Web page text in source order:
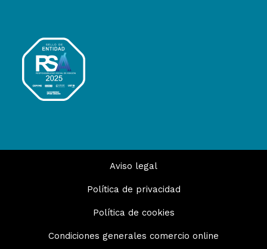
Aviso legal
Política de privacidad
Política de cookies
Condiciones generales comercio online